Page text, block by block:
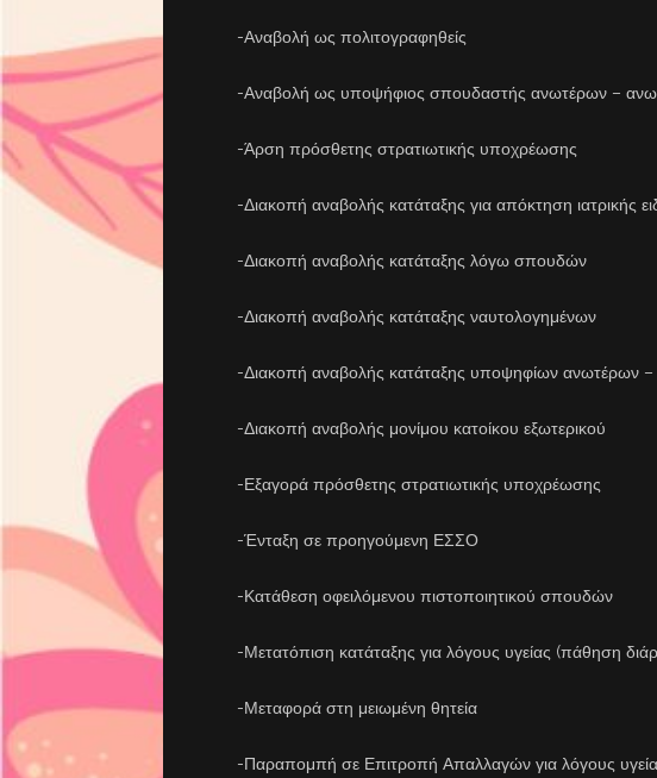
-Αναβολή ως πολιτογραφηθείς
-Αναβολή ως υποψήφιος σπουδαστής ανωτέρων –
-Άρση πρόσθετης στρατιωτικής υποχρέωσης
-Διακοπή αναβολής κατάταξης για απόκτηση ιατρικής
-Διακοπή αναβολής κατάταξης λόγω σπουδών
-Διακοπή αναβολής κατάταξης ναυτολογημένων
-Διακοπή αναβολής κατάταξης υποψηφίων ανωτέρων
-Διακοπή αναβολής μονίμου κατοίκου εξωτερικού
-Εξαγορά πρόσθετης στρατιωτικής υποχρέωσης
-Ένταξη σε προηγούμενη ΕΣΣΟ
-Κατάθεση οφειλόμενου πιστοποιητικού σπουδών
-Μετατόπιση κατάταξης για λόγους υγείας (πάθηση
-Μεταφορά στη μειωμένη θητεία
-Παραπομπή σε Επιτροπή Απαλλαγών για λόγους